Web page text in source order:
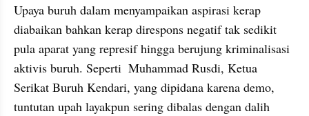
Upaya buruh dalam menyampaikan aspirasi kerap
diabaikan bahkan kerap direspons negatif tak sedikit
pula aparat yang represif hingga berujung kriminalisasi
aktivis buruh. Seperti  Muhammad Rusdi, Ketua
Serikat Buruh Kendari, yang dipidana karena demo,
tuntutan upah layakpun sering dibalas dengan dalih